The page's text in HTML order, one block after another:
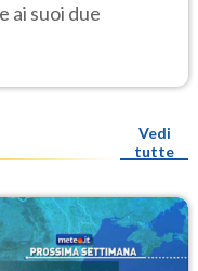
ai suoi due
Vedi
tutte